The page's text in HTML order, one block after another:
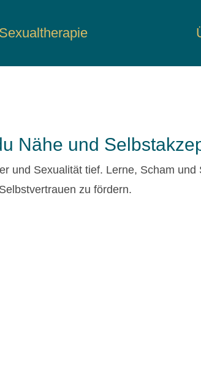
Sexualtherapie
Nähe und
und Sexualität tief. Lerne, Scham
zu fördern.